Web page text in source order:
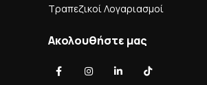
Τραπεζικοί Λογαριασμοί
Ακολουθήστε μας